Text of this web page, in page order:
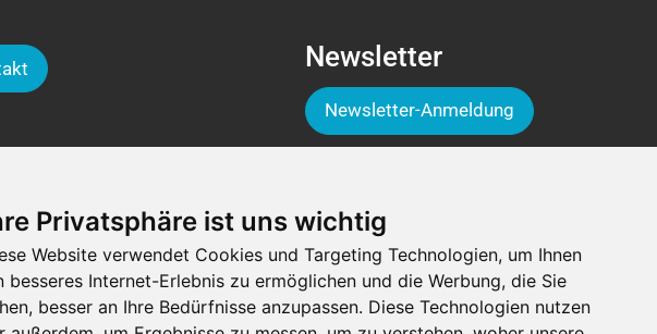
Privatsphäre ist uns wichtig
Website verwendet Cookies und Targeting Technologien, um Ihnen
besseres Internet-Erlebnis zu ermöglichen und die Werbung, die Sie
besser an Ihre Bedürfnisse anzupassen. Diese Technologien nutzen
Newsletter
Newsletter-Anmeldung
Folge der Luga